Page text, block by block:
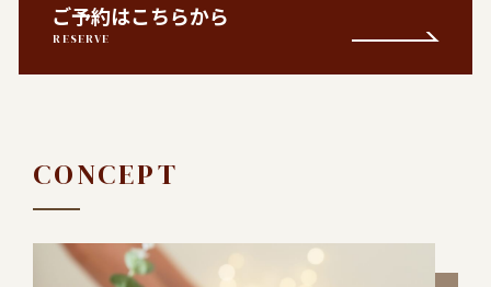
ご予約はこちらから
RESERVE
CONCEPT